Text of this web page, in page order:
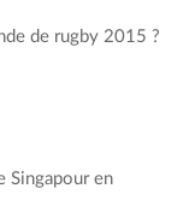
de rugby 2015 ?
span>
Singapour en